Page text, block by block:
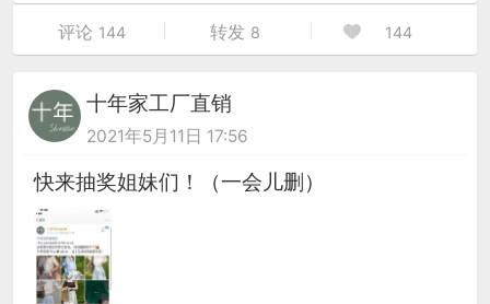
评论 144 转发 8 144
十年家工厂直销
2021年5月11日 17:56
快来抽奖姐妹们！（一会儿删）